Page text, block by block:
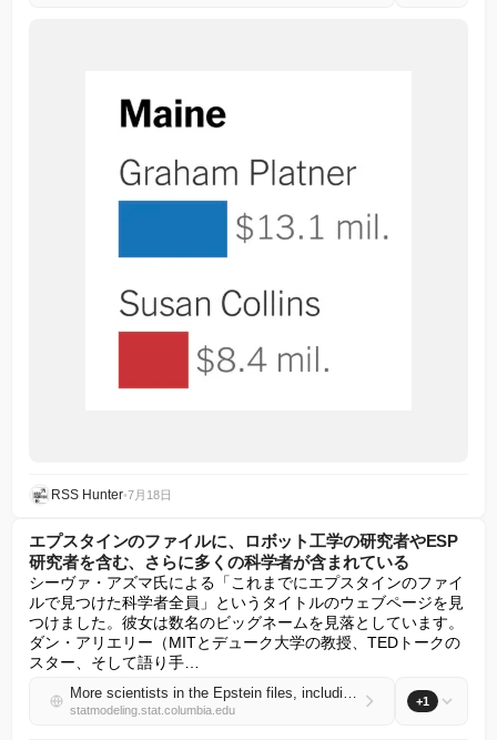
RSS Hunter•7月18日
エプスタインのファイルに、ロボット工学の研究者やESP
研究者を含む、さらに多くの科学者が含まれている
シーヴァ・アズマ氏による「これまでにエプスタインのファイ
ルで見つけた科学者全員」というタイトルのウェブページを見
つけました。彼女は数名のビッグネームを見落としています。
ダン・アリエリー（MITとデューク大学の教授、TEDトークの
スター、そして語り手…
More scientists in the Epstein files, including a roboticist and an ESP researcher
statmodeling.stat.columbia.edu
+1